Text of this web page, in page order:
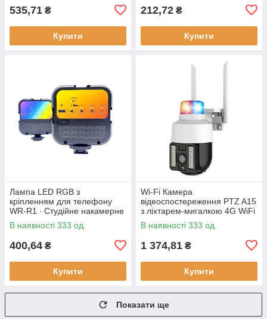
535,71 ₴
Купити
212,72 ₴
Купити
Лампа LED RGB з
кріпленням для телефону
WR-R1 ∙ Студійне накамерне
світло 3000-7000K
В наявності 333 од.
400,64 ₴
Купити
Wi-Fi Камера
відеоспостереження PTZ A15
з ліхтарем-мигалкою 4G WiFi
Вулична відеокамера з
керуванням від телефону,
В наявності 333 од.
1 374,81 ₴
Купити
Показати ще